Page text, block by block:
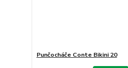
Punčocháče Conte Bikini 20